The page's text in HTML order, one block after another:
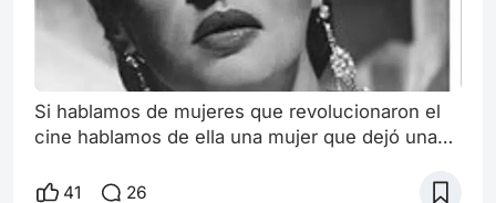
Si hablamos de mujeres que revolucionaron el
cine hablamos de ella una mujer que dejó una
Merello más conocida como Tita Merello nació
41 26